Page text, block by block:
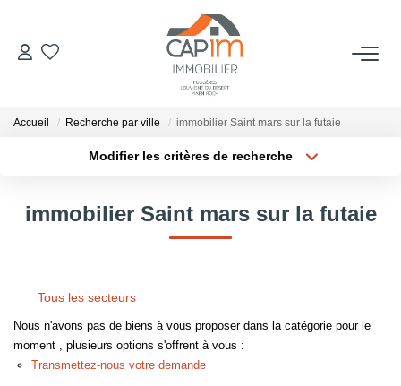
VENTES
Qui Sommes Nous
Nos Actualités
Accueil Recherche par ville immobilier Saint mars sur la futaie
Modifier les critères de recherche
immobilier Saint mars sur la futaie
Tous les secteurs
Nous n'avons pas de biens à vous proposer dans la catégorie pour le
moment , plusieurs options s'offrent à vous :
Transmettez-nous votre demande